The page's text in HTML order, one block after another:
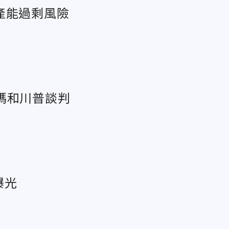
能過剩風險
川普談判
光